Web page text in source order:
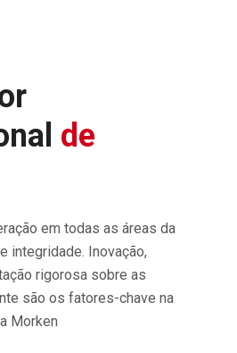
de
em todas as áreas da
integridade. Inovação,
rigorosa sobre as
são os fatores-chave na
Morken